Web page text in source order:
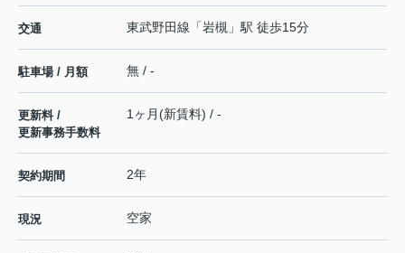
交通 東武野田線 「岩槻 」駅 徒歩15分
駐車場 / 月額 無 / -
更新料 /
更新事務手数料
1ヶ月(新賃料) / -
契約期間 2年
現況 空家